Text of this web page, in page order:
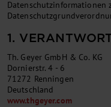
Datenschutzinformationen
1.
Th. Geyer GmbH & Co. KG
Dornierstr. 4 - 6
71272 Renningen
Deutschland
www.thgeyer.com